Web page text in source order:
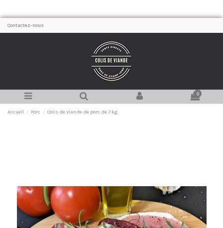
Contactez-nous
0
Accueil Porc Colis de viande de porc de 7 kg